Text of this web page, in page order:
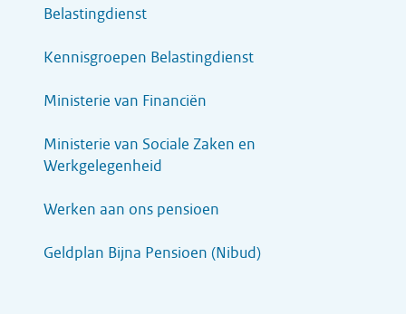
Belastingdienst
Kennisgroepen Belastingdienst
Ministerie van Financiën
Ministerie van Sociale Zaken en
Werkgelegenheid
Werken aan ons pensioen
Geldplan Bijna Pensioen (Nibud)